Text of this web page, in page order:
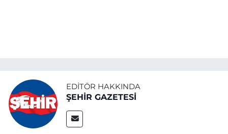
EDITÖR HAKKINDA
ŞEHİR GAZETESİ